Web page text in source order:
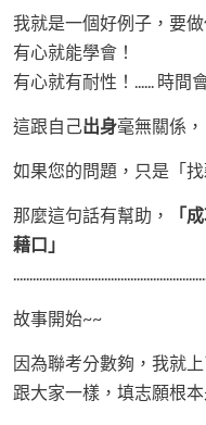
我就是一個好例子，要
有心就能學會！
有心就有耐性！...... 時間
這跟自己出身毫無關係，
如果您的問題，只是「
那麼這句話有幫助，
「
藉口」
故事開始~~
因為聯考分數夠，我就
跟大家一樣，填志願根